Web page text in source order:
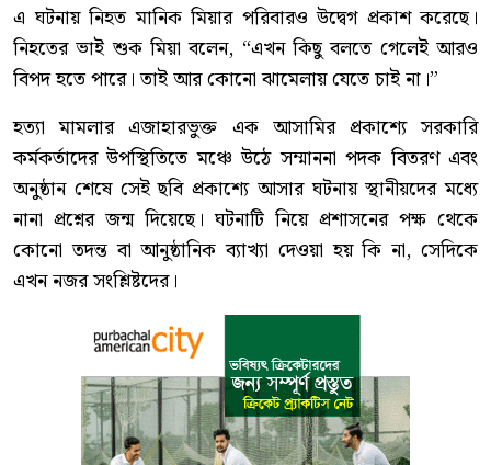
এ ঘটনায় নিহত মানিক মিয়ার পরিবারও উদ্বেগ প্রকাশ করেছে।
নিহতের ভাই শুক মিয়া বলেন, “এখন কিছু বলতে গেলেই আরও
বিপদ হতে পারে। তাই আর কোনো ঝামেলায় যেতে চাই না।”
হত্যা মামলার এজাহারভুক্ত এক আসামির প্রকাশ্যে সরকারি
কর্মকর্তাদের উপস্থিতিতে মঞ্চে উঠে সম্মাননা পদক বিতরণ এবং
অনুষ্ঠান শেষে সেই ছবি প্রকাশ্যে আসার ঘটনায় স্থানীয়দের মধ্যে
নানা প্রশ্নের জন্ম দিয়েছে। ঘটনাটি নিয়ে প্রশাসনের পক্ষ থেকে
কোনো তদন্ত বা আনুষ্ঠানিক ব্যাখ্যা দেওয়া হয় কি না, সেদিকে
এখন নজর সংশ্লিষ্টদের।